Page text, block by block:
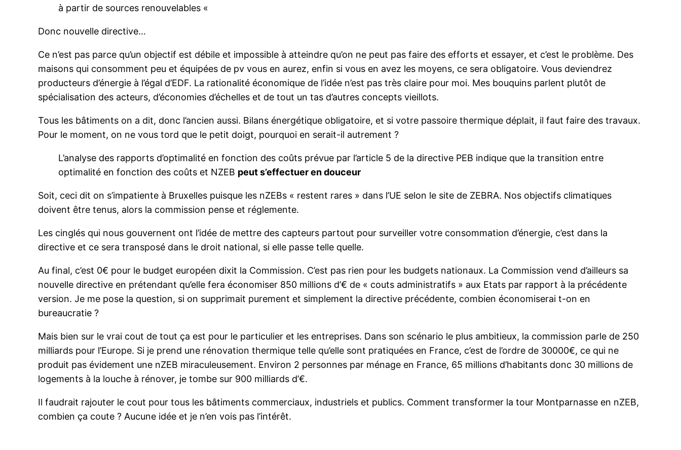
à partir de sources renouvelables «
Donc nouvelle directive…
Ce n’est pas parce qu’un objectif est débile et impossible à atteindre qu’on ne peut pas faire des efforts et essayer, et c’est le problème. Des
maisons qui consomment peu et équipées de pv vous en aurez, enfin si vous en avez les moyens, ce sera obligatoire. Vous deviendrez
producteurs d’énergie à l’égal d’EDF. La rationalité économique de l’idée n’est pas très claire pour moi. Mes bouquins parlent plutôt de
spécialisation des acteurs, d’économies d’échelles et de tout un tas d’autres concepts vieillots.
Tous les bâtiments on a dit, donc l’ancien aussi. Bilans énergétique obligatoire, et si votre passoire thermique déplait, il faut faire des travaux.
Pour le moment, on ne vous tord que le petit doigt, pourquoi en serait-il autrement ?
L’analyse des rapports d’optimalité en fonction des coûts prévue par l’article 5 de la directive PEB indique que la transition entre
optimalité en fonction des coûts et NZEB peut s’effectuer en douceur
Soit, ceci dit on s’impatiente à Bruxelles puisque les nZEBs « restent rares » dans l’UE selon le site de ZEBRA. Nos objectifs climatiques
doivent être tenus, alors la commission pense et réglemente.
Les cinglés qui nous gouvernent ont l’idée de mettre des capteurs partout pour surveiller votre consommation d’énergie, c’est dans la
directive et ce sera transposé dans le droit national, si elle passe telle quelle.
Au final, c’est 0€ pour le budget européen dixit la Commission. C’est pas rien pour les budgets nationaux. La Commission vend d’ailleurs sa
nouvelle directive en prétendant qu’elle fera économiser 850 millions d’€ de « couts administratifs » aux Etats par rapport à la précédente
version. Je me pose la question, si on supprimait purement et simplement la directive précédente, combien économiserai t-on en
bureaucratie ?
Mais bien sur le vrai cout de tout ça est pour le particulier et les entreprises. Dans son scénario le plus ambitieux, la commission parle de 250
milliards pour l’Europe. Si je prend une rénovation thermique telle qu’elle sont pratiquées en France, c’est de l’ordre de 30000€, ce qui ne
produit pas évidement une nZEB miraculeusement. Environ 2 personnes par ménage en France, 65 millions d’habitants donc 30 millions de
logements à la louche à rénover, je tombe sur 900 milliards d’€.
Il faudrait rajouter le cout pour tous les bâtiments commerciaux, industriels et publics. Comment transformer la tour Montparnasse en nZEB,
combien ça coute ? Aucune idée et je n’en vois pas l’intérêt.